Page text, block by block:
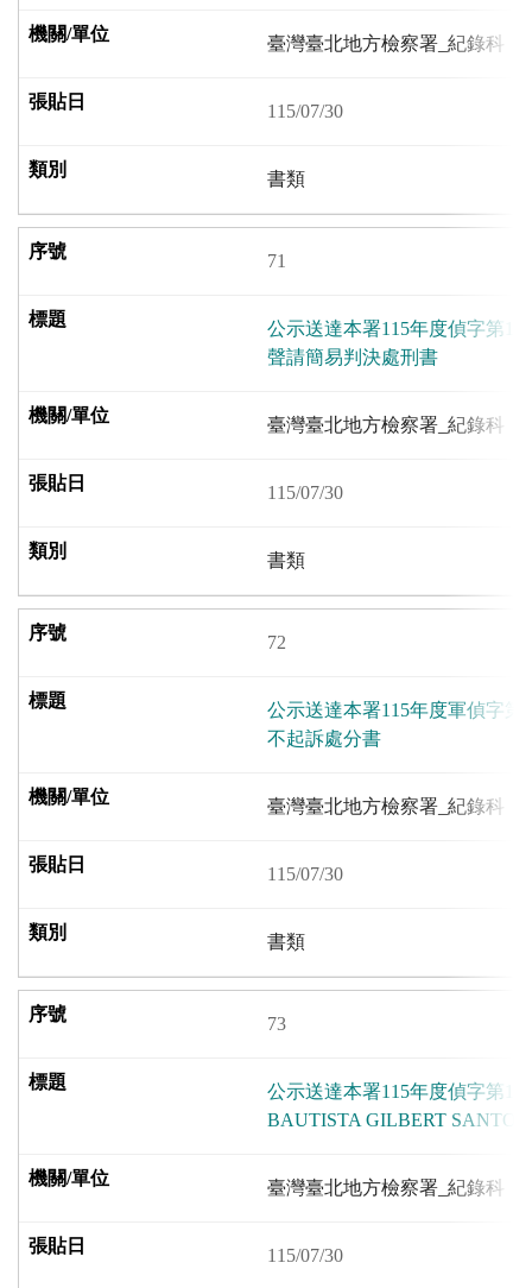
臺灣臺北地方檢察署_紀錄科
115/07/30
書類
71
公示送達本署115年度偵字第
聲請簡易判決處刑書
臺灣臺北地方檢察署_紀錄科
115/07/30
書類
72
公示送達本署115年度軍偵字
不起訴處分書
臺灣臺北地方檢察署_紀錄科
115/07/30
書類
73
公示送達本署115年度偵字第
BAUTISTA GILBERT
臺灣臺北地方檢察署_紀錄科
115/07/30